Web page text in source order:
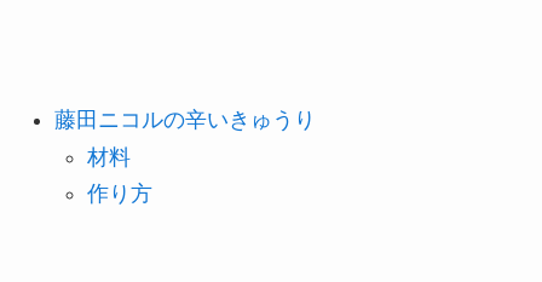
藤田ニコルの辛いきゅうり
材料
作り方